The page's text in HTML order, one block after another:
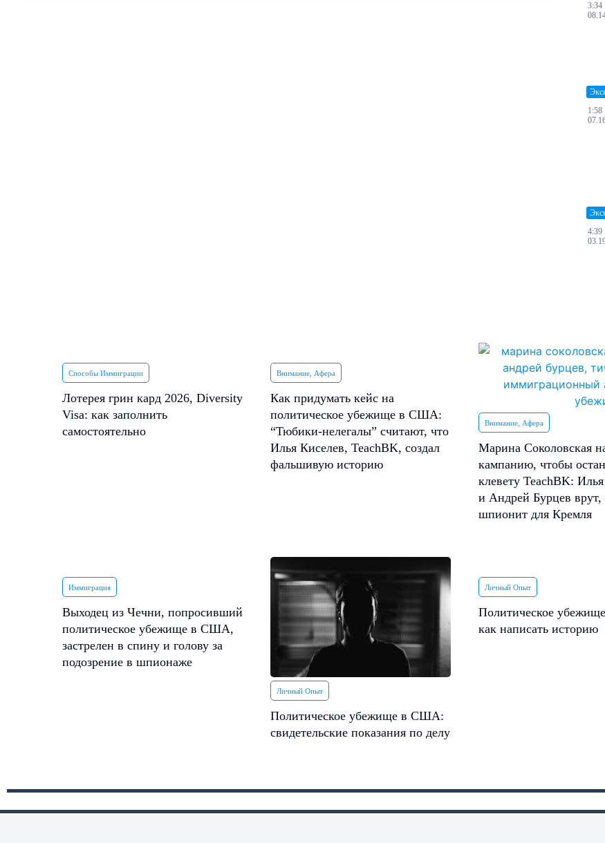
3:34
1:58
4:39
Способы Иммиграции
Лотерея грин кард 2026, Diversity
Visa: как заполнить
самостоятельно
Внимание, Афера
Как придумать кейс на
политическое убежище в США:
“Тюбики-нелегалы” считают, что
Илья Киселев, TeachBK, создал
фальшивую историю
Внимание, Афера
Марина Соколовская
кампанию, чтобы
клевету TeachBK:
и Андрей Бурцев врут,
шпионит для Кремля
Иммиграция
Выходец из Чечни, попросивший
политическое убежище в США,
застрелен в спину и голову за
подозрение в шпионаже
Личный Опыт
Политическое убежище в США:
свидетельские показания по делу
Личный Опыт
Политическое
как написать историю